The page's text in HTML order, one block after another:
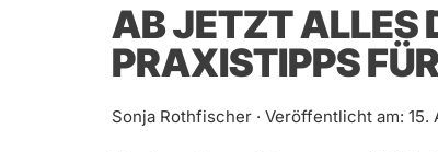
AB JETZT ALLES
PRAXISTIPPS
Sonja Rothfischer · Veröffentlicht am: 15.